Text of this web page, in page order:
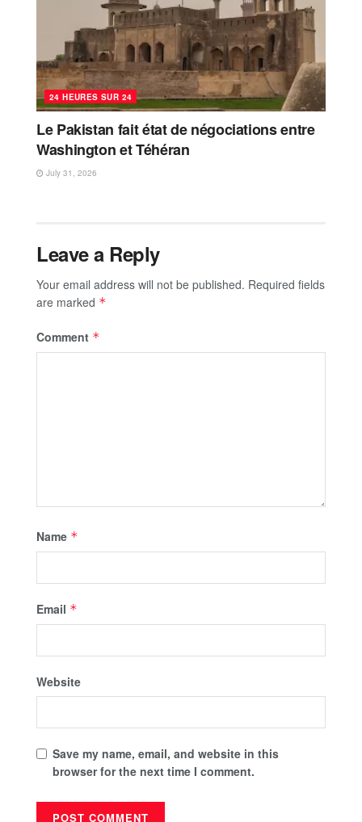
24 HEURES SUR 24
Le Pakistan fait état de négociations entre
Washington et Téhéran
July 31, 2026
Leave a Reply
Your email address will not be published. Required fields
are marked *
Comment *
Name *
Email *
Website
Save my name, email, and website in this
browser for the next time I comment.